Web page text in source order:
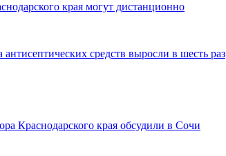
края могут дистанционно
средств выросли в шесть раз
Краснодарского края обсудили в Сочи